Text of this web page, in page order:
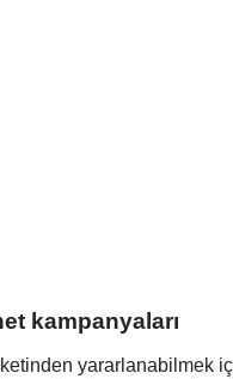
kampanyaları
yararlanabilmek